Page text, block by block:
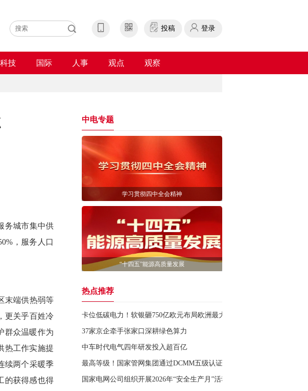
投稿 登录
科技 国际 人事 观点 观察
务城市集中供
，服务人口
末端供热弱等
更关乎百姓冷
群众温暖作为
热工作实施提
续两个采暖季
的获得感也得
中电专题
学习贯彻四中全会精神
“十四五”能源高质量发展
热点推荐
卡位低碳电力！软银砸750亿欧元布局欧洲最大AI基建
37家京企牵手张家口深耕绿色算力
中车时代电气四年研发投入超百亿
最高等级！国家管网集团通过DCMM五级认证
国家电网公司组织开展2026年“安全生产月”活动